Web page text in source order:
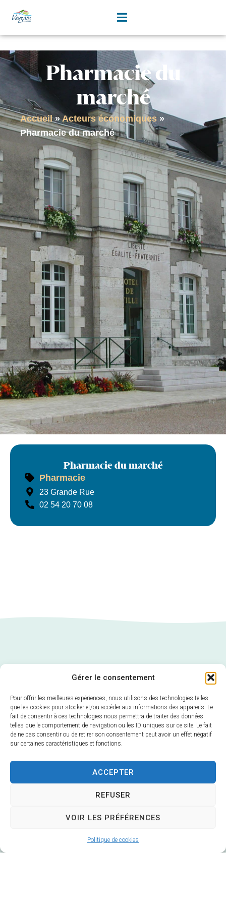
Gérer le consentement
Pour offrir les meilleures expériences, nous utilisons des technologies telles
que les cookies pour stocker et/ou accéder aux informations des appareils. Le
fait de consentir à ces technologies nous permettra de traiter des données
telles que le comportement de navigation ou les ID uniques sur ce site. Le fait
de ne pas consentir ou de retirer son consentement peut avoir un effet négatif
sur certaines caractéristiques et fonctions.
ACCEPTER
REFUSER
VOIR LES PRÉFÉRENCES
Politique de cookies
principal
Pharmacie du
marché
Accueil»Acteurs économiques »
Pharmacie du marché
Pharmacie du marché
Pharmacie
23 Grande Rue
02 54 20 70 08
Mairie de Veuzain-sur-Loire
6 Rue Gustave Marc
41150 Veuzain-sur-Loire
Horaires d’ouverture :
Fermé le mardi après-midi
02 54 51 20 40